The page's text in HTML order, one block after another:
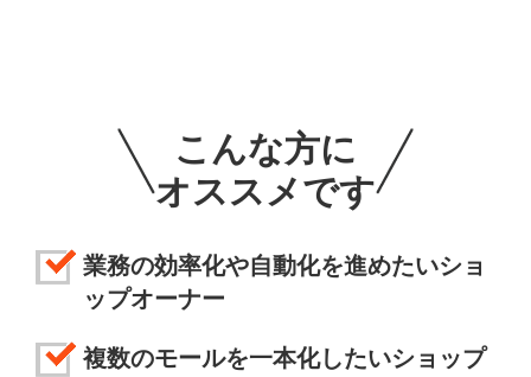
こんな方に
オススメです
業務の効率化や自動化を進めたいショ
ップオーナー
複数のモールを一本化したいショップ